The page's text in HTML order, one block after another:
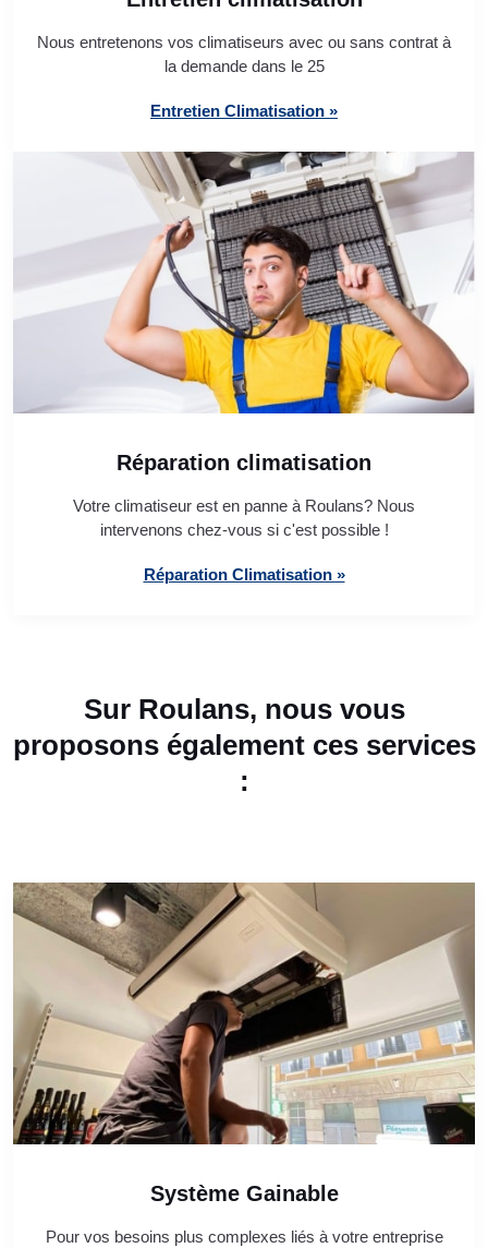
Nous entretenons vos climatiseurs avec ou sans contrat à
la demande dans le 25
Entretien Climatisation »
Réparation climatisation
Votre climatiseur est en panne à Roulans? Nous
intervenons chez-vous si c'est possible !
Réparation Climatisation »
Sur Roulans, nous vous
proposons également ces services
:
Système Gainable
Pour vos besoins plus complexes liés à votre entreprise